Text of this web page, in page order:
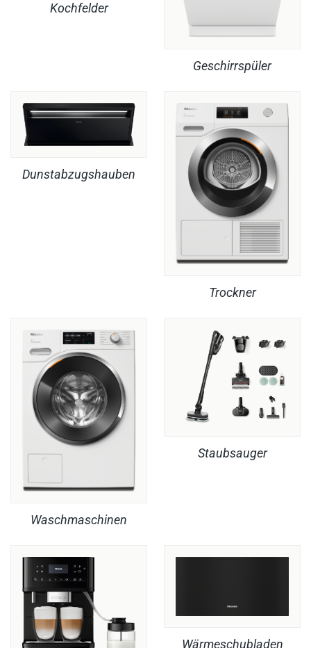
Kochfelder
Geschirrspüler
Dunstabzugshauben
Trockner
Waschmaschinen
Staubsauger
Wärmeschubladen